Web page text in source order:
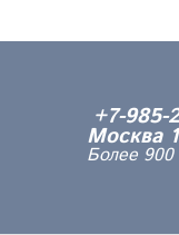
+7-985-
Москва
Более